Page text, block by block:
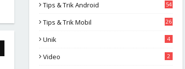
Tips & Trik Android 54
Tips & Trik Mobil 26
Unik 4
Video 2